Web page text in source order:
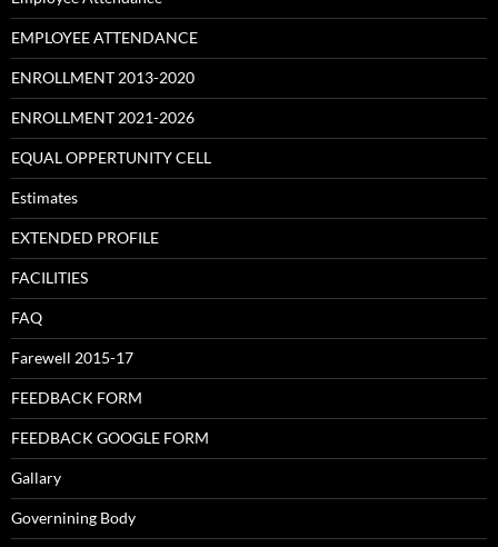
EMPLOYEE ATTENDANCE
ENROLLMENT 2013-2020
ENROLLMENT 2021-2026
EQUAL OPPERTUNITY CELL
Estimates
EXTENDED PROFILE
FACILITIES
FAQ
Farewell 2015-17
FEEDBACK FORM
FEEDBACK GOOGLE FORM
Gallary
Governining Body